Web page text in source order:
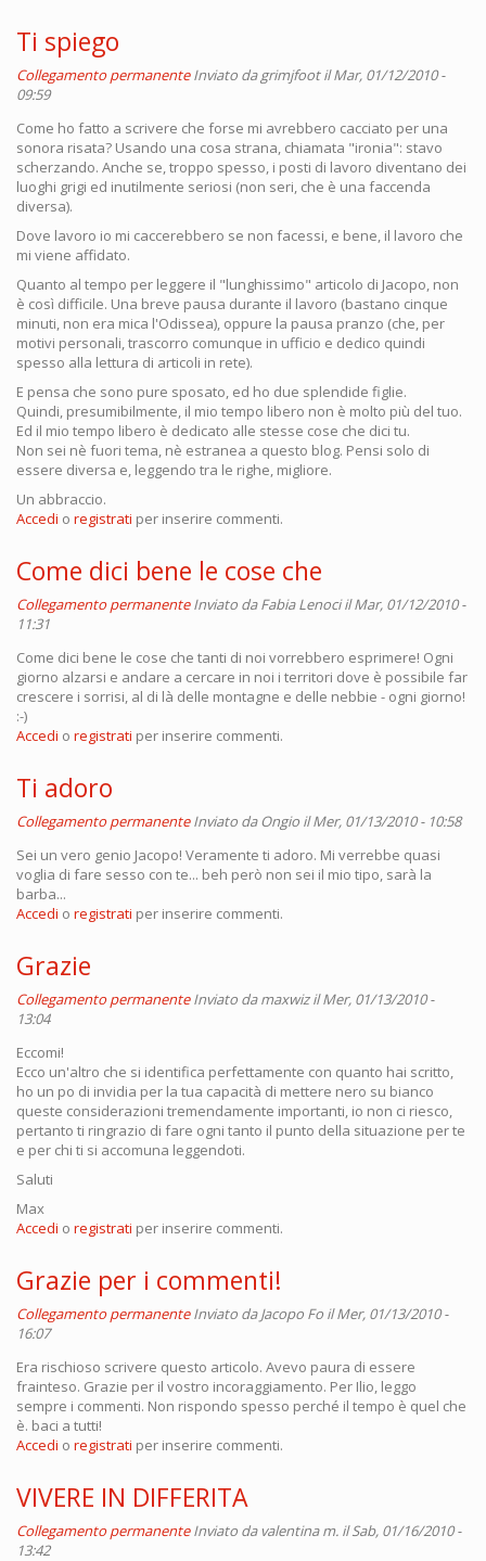
Ti spiego
Collegamento permanente Inviato dagrimjfootil Mar, 01/12/2010 -
09:59
Come ho fatto a scrivere che forse mi avrebbero cacciato per una
sonora risata? Usando una cosa strana, chiamata "ironia": stavo
scherzando. Anche se, troppo spesso, i posti di lavoro diventano dei
luoghi grigi ed inutilmente seriosi (non seri, che è una faccenda
diversa).
Dove lavoro io mi caccerebbero se non facessi, e bene, il lavoro che
mi viene affidato.
Quanto al tempo per leggere il "lunghissimo" articolo di Jacopo, non
è così difficile. Una breve pausa durante il lavoro (bastano cinque
minuti, non era mica l'Odissea), oppure la pausa pranzo (che, per
motivi personali, trascorro comunque in ufficio e dedico quindi
spesso alla lettura di articoli in rete).
E pensa che sono pure sposato, ed ho due splendide figlie.
Quindi, presumibilmente, il mio tempo libero non è molto più del tuo.
Ed il mio tempo libero è dedicato alle stesse cose che dici tu.
Non sei nè fuori tema, nè estranea a questo blog. Pensi solo di
essere diversa e, leggendo tra le righe, migliore.
Un abbraccio.
Accedi o registrati per inserire commenti.
Come dici bene le cose che
Collegamento permanente Inviato daFabia Lenociil Mar, 01/12/2010 -
11:31
Come dici bene le cose che tanti di noi vorrebbero esprimere! Ogni
giorno alzarsi e andare a cercare in noi i territori dove è possibile far
crescere i sorrisi, al di là delle montagne e delle nebbie - ogni giorno!
:-)
Accedi o registrati per inserire commenti.
Ti adoro
Collegamento permanente Inviato daOngio il Mer, 01/13/2010 - 10:58
Sei un vero genio Jacopo! Veramente ti adoro. Mi verrebbe quasi
voglia di fare sesso con te... beh però non sei il mio tipo, sarà la
barba...
Accedi o registrati per inserire commenti.
Grazie
Collegamento permanente Inviato damaxwizil Mer, 01/13/2010 -
13:04
Eccomi!
Ecco un'altro che si identifica perfettamente con quanto hai scritto,
ho un po di invidia per la tua capacità di mettere nero su bianco
queste considerazioni tremendamente importanti, io non ci riesco,
pertanto ti ringrazio di fare ogni tanto il punto della situazione per te
e per chi ti si accomuna leggendoti.
Saluti
Max
Accedi o registrati per inserire commenti.
Grazie per i commenti!
Collegamento permanente Inviato daJacopo Fo il Mer, 01/13/2010 -
16:07
Era rischioso scrivere questo articolo. Avevo paura di essere
frainteso. Grazie per il vostro incoraggiamento. Per Ilio, leggo
sempre i commenti. Non rispondo spesso perché il tempo è quel che
è. baci a tutti!
Accedi o registrati per inserire commenti.
VIVERE IN DIFFERITA
Collegamento permanente Inviato davalentina m. il Sab, 01/16/2010 -
13:42